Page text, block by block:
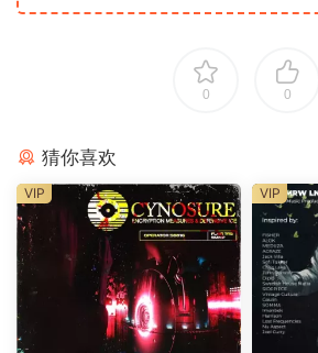
0 0
猜你喜欢
VIP VIP